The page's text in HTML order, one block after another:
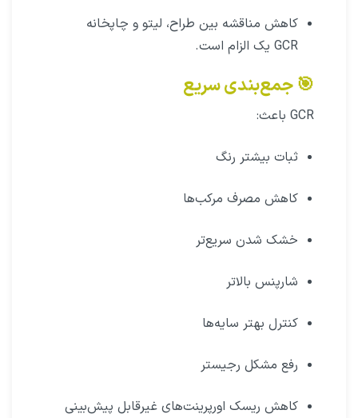
کاهش مناقشه بین طراح، لیتو و چاپخانه
GCR یک الزام است.
🎯 جمع‌بندی سریع
GCR باعث:
ثبات بیشتر رنگ
کاهش مصرف مرکب‌ها
خشک شدن سریع‌تر
شارپنس بالاتر
کنترل بهتر سایه‌ها
رفع مشکل رجیستر
کاهش ریسک اورپرینت‌های غیرقابل پیش‌بینی